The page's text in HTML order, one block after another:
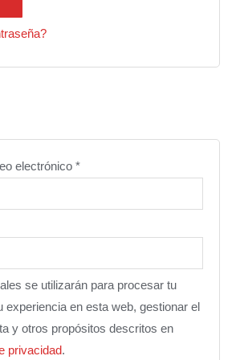
electrónico *
se utilizarán para procesar tu
experiencia en esta web, gestionar el
y otros propósitos descritos en
privacidad.